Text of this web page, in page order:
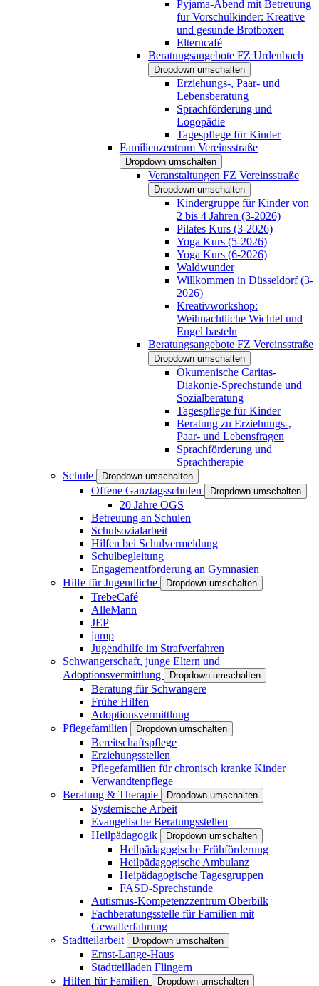
Pyjama-Abend mit Betreuung
für Vorschulkinder: Kreative
und gesunde Brotboxen
Elterncafé
Beratungsangebote FZ Urdenbach
Dropdown umschalten
Erziehungs-, Paar- und
Lebensberatung
Sprachförderung und
Logopädie
Tagespflege für Kinder
Familienzentrum Vereinsstraße
Dropdown umschalten
Veranstaltungen FZ Vereinsstraße
Dropdown umschalten
Kindergruppe für Kinder von
2 bis 4 Jahren (3-2026)
Pilates Kurs (3-2026)
Yoga Kurs (5-2026)
Yoga Kurs (6-2026)
Waldwunder
Willkommen in Düsseldorf (3-
2026)
Kreativworkshop:
Weihnachtliche Wichtel und
Engel basteln
Beratungsangebote FZ Vereinsstraße
Dropdown umschalten
Ökumenische Caritas-
Diakonie-Sprechstunde und
Sozialberatung
Tagespflege für Kinder
Beratung zu Erziehungs-,
Paar- und Lebensfragen
Sprachförderung und
Sprachtherapie
Schule
Dropdown umschalten
Offene Ganztagsschulen Dropdown umschalten
20 Jahre OGS
Betreuung an Schulen
Schulsozialarbeit
Hilfen bei Schulvermeidung
Schulbegleitung
Engagementförderung an Gymnasien
Hilfe für Jugendliche
Dropdown umschalten
TrebeCafé
AlleMann
JEP
jump
Jugendhilfe im Strafverfahren
Schwangerschaft, junge Eltern und
Adoptionsvermittlung
Dropdown umschalten
Beratung für Schwangere
Frühe Hilfen
Adoptionsvermittlung
Pflegefamilien
Dropdown umschalten
Bereitschaftspflege
Erziehungsstellen
Pflegefamilien für chronisch kranke Kinder
Verwandtenpflege
Beratung & Therapie
Dropdown umschalten
Systemische Arbeit
Evangelische Beratungsstellen
Heilpädagogik
Dropdown umschalten
Heilpädagogische Frühförderung
Heilpädagogische Ambulanz
Heipädagogische Tagesgruppen
FASD-Sprechstunde
Autismus-Kompetenzzentrum Oberbilk
Fachberatungsstelle für Familien mit
Gewalterfahrung
Stadtteilarbeit
Dropdown umschalten
Ernst-Lange-Haus
Stadtteilladen Flingern
Hilfen für Familien
Dropdown umschalten